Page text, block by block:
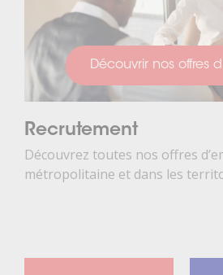
Découvrir nos offres
Recrutement
Découvrez toutes nos offres
métropolitaine et dans les